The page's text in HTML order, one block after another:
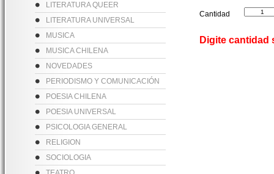
LITERATURA QUEER
LITERATURA UNIVERSAL
MUSICA
MUSICA CHILENA
NOVEDADES
PERIODISMO Y COMUNICACIÓN
POESIA CHILENA
POESIA UNIVERSAL
PSICOLOGIA GENERAL
RELIGION
SOCIOLOGIA
Cantidad
Digite